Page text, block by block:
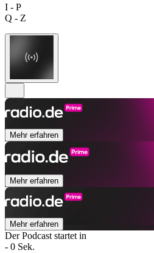
I - P
Q - Z
Mehr erfahren
Mehr erfahren
Mehr erfahren
Der Podcast startet in
- 0 Sek.